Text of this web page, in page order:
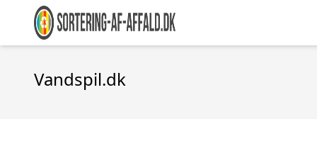
Vandspil.dk